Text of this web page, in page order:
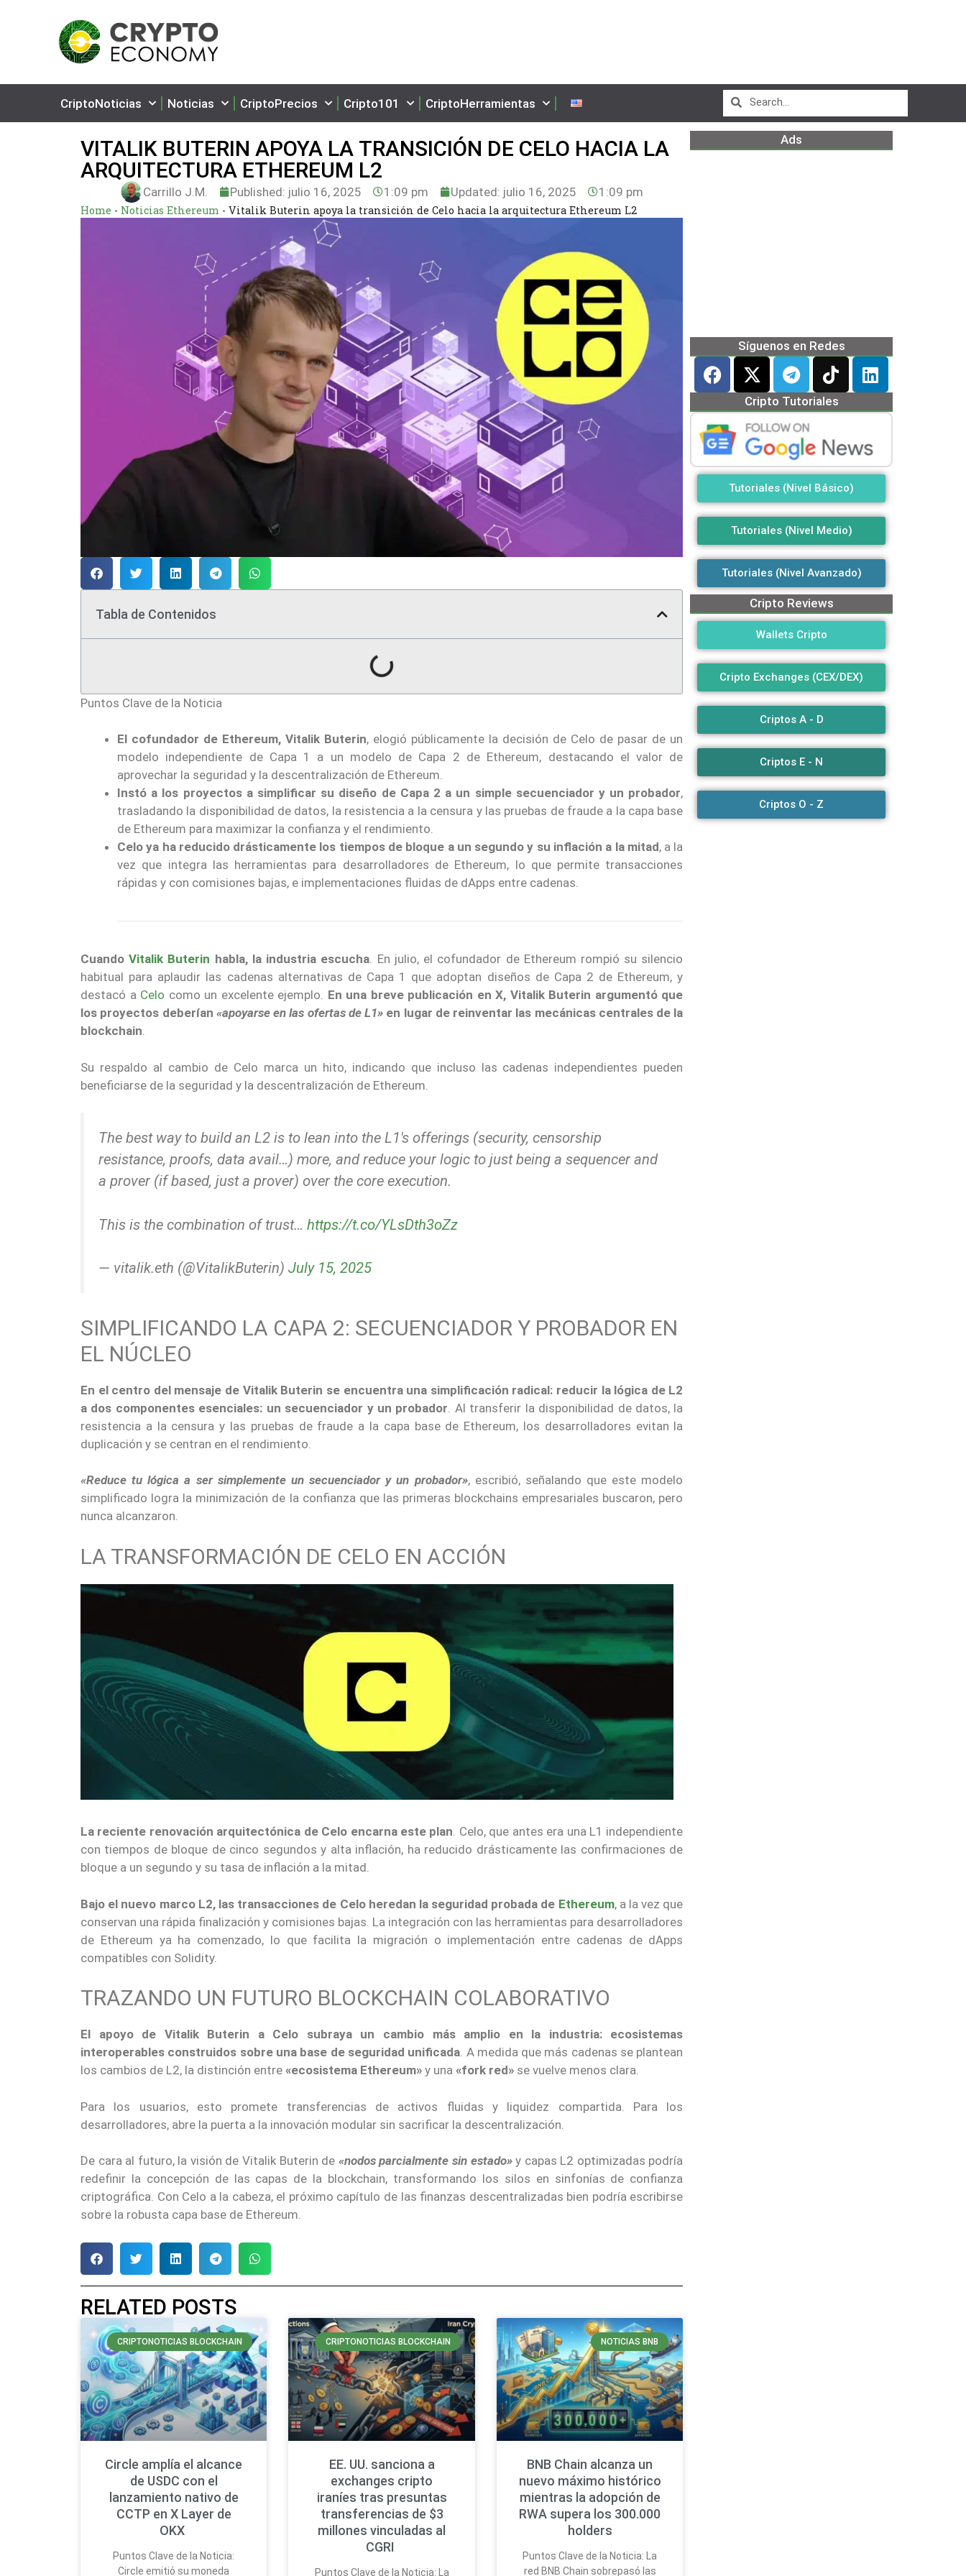
CriptoNoticias Noticias CriptoPrecios Cripto101 CriptoHerramientas
VITALIK BUTERIN APOYA LA TRANSICIÓN DE CELO HACIA LA
ARQUITECTURA ETHEREUM L2
Carrillo J.M. Published: julio 16, 2025 1:09 pm Updated: julio 16, 2025 1:09 pm
Home - Noticias Ethereum - Vitalik Buterin apoya la transición de Celo hacia la arquitectura Ethereum L2
Tabla de Contenidos
Puntos Clave de la Noticia
El cofundador de Ethereum, Vitalik Buterin, elogió públicamente la decisión de Celo de pasar de un
modelo independiente de Capa 1 a un modelo de Capa 2 de Ethereum, destacando el valor de
aprovechar la seguridad y la descentralización de Ethereum.
Instó a los proyectos a simplificar su diseño de Capa 2 a un simple secuenciador y un probador,
trasladando la disponibilidad de datos, la resistencia a la censura y las pruebas de fraude a la capa base
de Ethereum para maximizar la confianza y el rendimiento.
Celo ya ha reducido drásticamente los tiempos de bloque a un segundo y su inflación a la mitad, a la
vez que integra las herramientas para desarrolladores de Ethereum, lo que permite transacciones
rápidas y con comisiones bajas, e implementaciones fluidas de dApps entre cadenas.
CuandoVitalik Buterin habla, la industria escucha. En julio, el cofundador de Ethereum rompió su silencio
habitual para aplaudir las cadenas alternativas de Capa 1 que adoptan diseños de Capa 2 de Ethereum, y
destacó a Celo como un excelente ejemplo. En una breve publicación en X, Vitalik Buterin argumentó que
los proyectos deberían «apoyarse en las ofertas de L1» en lugar de reinventar las mecánicas centrales de la
blockchain.
Su respaldo al cambio de Celo marca un hito, indicando que incluso las cadenas independientes pueden
beneficiarse de la seguridad y la descentralización de Ethereum.
The best way to build an L2 is to lean into the L1's offerings (security, censorship
resistance, proofs, data avail…) more, and reduce your logic to just being a sequencer and
a prover (if based, just a prover) over the core execution.
This is the combination of trust… https://t.co/YLsDth3oZz
— vitalik.eth (@VitalikButerin) July 15, 2025
SIMPLIFICANDO LA CAPA 2: SECUENCIADOR Y PROBADOR EN
EL NÚCLEO
En el centro del mensaje de Vitalik Buterin se encuentra una simplificación radical: reducir la lógica de L2
a dos componentes esenciales: un secuenciador y un probador . Al transferir la disponibilidad de datos, la
resistencia a la censura y las pruebas de fraude a la capa base de Ethereum, los desarrolladores evitan la
duplicación y se centran en el rendimiento.
«Reduce tu lógica a ser simplemente un secuenciador y un probador», escribió, señalando que este modelo
simplificado logra la minimización de la confianza que las primeras blockchains empresariales buscaron, pero
nunca alcanzaron.
LA TRANSFORMACIÓN DE CELO EN ACCIÓN
La reciente renovación arquitectónica de Celo encarna este plan. Celo, que antes era una L1 independiente
con tiempos de bloque de cinco segundos y alta inflación, ha reducido drásticamente las confirmaciones de
bloque a un segundo y su tasa de inflación a la mitad.
Bajo el nuevo marco L2, las transacciones de Celo heredan la seguridad probada de Ethereum, a la vez que
conservan una rápida finalización y comisiones bajas. La integración con las herramientas para desarrolladores
de Ethereum ya ha comenzado, lo que facilita la migración o implementación entre cadenas de dApps
compatibles con Solidity.
TRAZANDO UN FUTURO BLOCKCHAIN COLABORATIVO
El apoyo de Vitalik Buterin a Celo subraya un cambio más amplio en la industria: ecosistemas
interoperables construidos sobre una base de seguridad unificada. A medida que más cadenas se plantean
los cambios de L2, la distinción entre «ecosistema Ethereum» y una «fork red» se vuelve menos clara.
Para los usuarios, esto promete transferencias de activos fluidas y liquidez compartida. Para los
desarrolladores, abre la puerta a la innovación modular sin sacrificar la descentralización.
De cara al futuro, la visión de Vitalik Buterin de «nodos parcialmente sin estado»y capas L2 optimizadas podría
redefinir la concepción de las capas de la blockchain, transformando los silos en sinfonías de confianza
criptográfica. Con Celo a la cabeza, el próximo capítulo de las finanzas descentralizadas bien podría escribirse
sobre la robusta capa base de Ethereum.
RELATED POSTS
CRIPTONOTICIAS BLOCKCHAIN
Circle amplía el alcance
de USDC con el
lanzamiento nativo de
CCTP en X Layer de
OKX
Puntos Clave de la Noticia:
Circle emitió su moneda
CRIPTONOTICIAS BLOCKCHAIN
EE. UU. sanciona a
exchanges cripto
iraníes tras presuntas
transferencias de $3
millones vinculadas al
CGRI
Puntos Clave de la Noticia: La
NOTICIAS BNB
BNB Chain alcanza un
nuevo máximo histórico
mientras la adopción de
RWA supera los 300.000
holders
Puntos Clave de la Noticia: La
red BNB Chain sobrepasó las
Ads
Síguenos en Redes
Cripto Tutoriales
Tutoriales (Nivel Básico)
Tutoriales (Nivel Medio)
Tutoriales (Nivel Avanzado)
Cripto Reviews
Wallets Cripto
Cripto Exchanges (CEX/DEX)
Criptos A - D
Criptos E - N
Criptos O - Z